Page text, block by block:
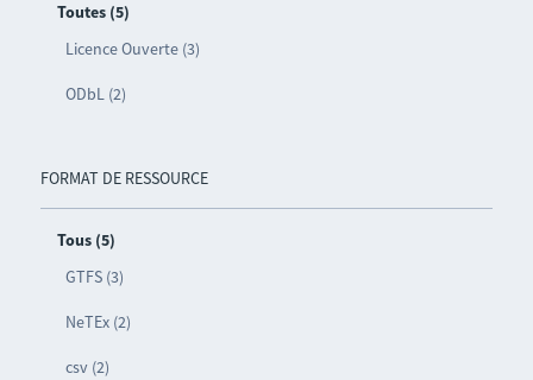
Toutes (5)
Licence Ouverte (3)
ODbL (2)
FORMAT DE RESSOURCE
Tous (5)
GTFS (3)
NeTEx (2)
csv (2)